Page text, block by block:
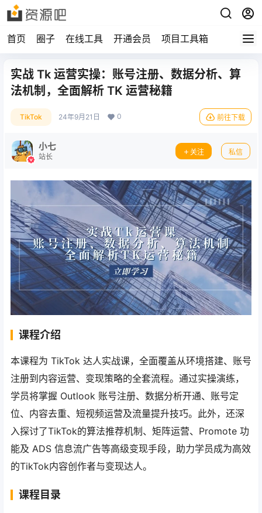
首页 圈子 在线工具 开通会员 项目工具箱
实战 Tk 运营实操：账号注册、数据分析、算
法机制，全面解析 TK 运营秘籍
TikTok 24年9月21日 0 前往下载
小七
站长
关注 私信
课程介绍
本课程为 TikTok 达人实战课，全面覆盖从环境搭建、账号
注册到内容运营、变现策略的全套流程。通过实操演练，
学员将掌握 Outlook 账号注册、数据分析开通、账号定
位、内容去重、短视频运营及流量提升技巧。此外，还深
入探讨了TikTok的算法推荐机制、矩阵运营、Promote 功
能及 ADS 信息流广告等高级变现手段，助力学员成为高效
的TikTok内容创作者与变现达人。
课程目录